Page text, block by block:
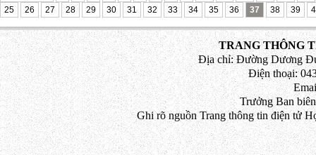
25
26 27 28 29 30 31 32 33 34 35 36 37 38 39
TRANG THÔNG
Địa chỉ: Đường Dương
Điện thoại:
Trưởng Ban
Ghi rõ nguồn Trang thông tin điện tử